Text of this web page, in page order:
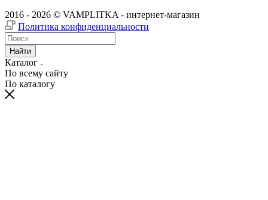
2016 - 2026 © VAMPLITKA - интернет-магазин
Политика конфиденциальности
Найти
Каталог
По всему сайту
По каталогу